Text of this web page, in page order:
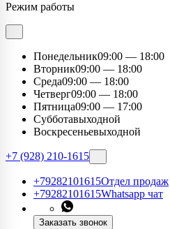
Режим работы
Понедельник09:00 — 18:00
Вторник09:00 — 18:00
Среда09:00 — 18:00
Четверг09:00 — 18:00
Пятница09:00 — 17:00
Субботавыходной
Воскресеньевыходной
+7 (928) 210-1615
+79282101615Отдел продаж
+79282101615Whatsapp чат
Заказать звонок